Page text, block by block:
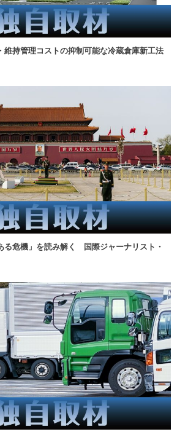
維持管理コストの抑制可能な冷蔵倉庫新工法
る危機」を読み解く 国際ジャーナリスト・